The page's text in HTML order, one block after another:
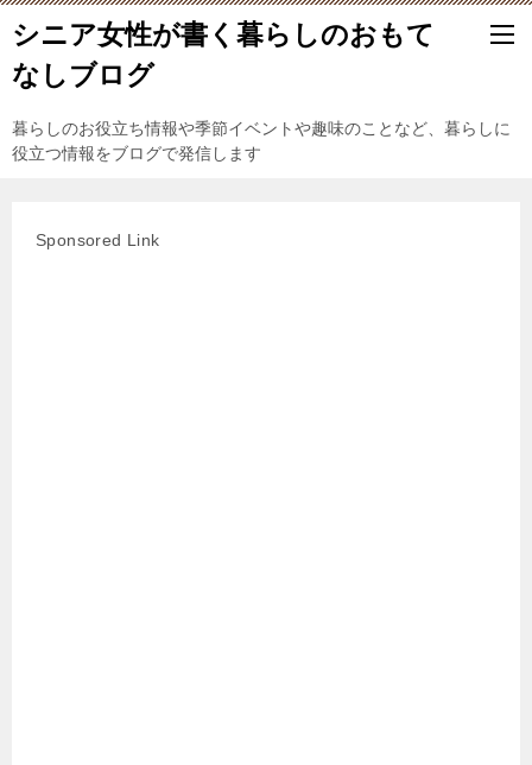
シニア女性が書く暮らしのおもて
なしブログ
暮らしのお役立ち情報や季節イベントや趣味のことなど、暮らしに
役立つ情報をブログで発信します
Sponsored Link